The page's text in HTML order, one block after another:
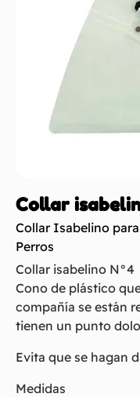
Collar
Collar Isabelino
Perros
Collar isabelino N°4
Cono de plástico
compañía se están
tienen un punto
Evita que se hagan
Medidas